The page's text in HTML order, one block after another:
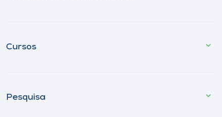
Cursos
Pesquisa